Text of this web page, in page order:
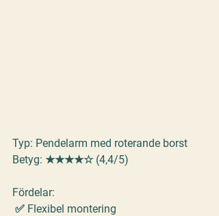
Typ: Pendelarm med roterande borst
Betyg: ★★★★☆ (4,4/5)
Fördelar:
✅ Flexibel montering